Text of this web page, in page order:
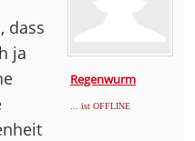
Regenwurm
... ist OFFLINE
dass
ja